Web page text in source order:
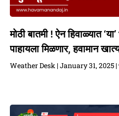
मोठी बातमी ! ऐन हिवाळ्यात
पाहायला मिळणार, हवामान
Weather Desk January 31, 2025